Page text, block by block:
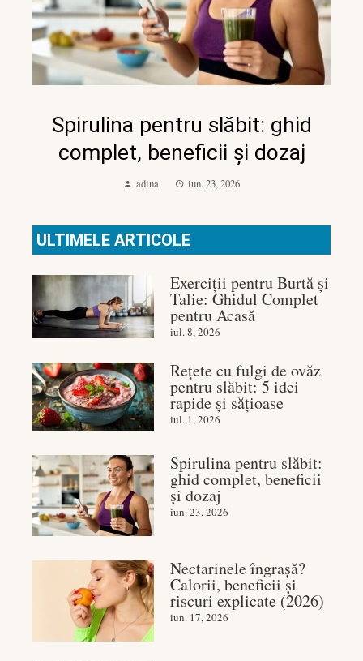
Spirulina pentru slăbit: ghid
complet, beneficii și dozaj
adina iun. 23, 2026
ULTIMELE ARTICOLE
Exerciții pentru Burtă și
Talie: Ghidul Complet
pentru Acasă
iul. 8, 2026
Rețete cu fulgi de ovăz
pentru slăbit: 5 idei
rapide și sățioase
iul. 1, 2026
Spirulina pentru slăbit:
ghid complet, beneficii
și dozaj
iun. 23, 2026
Nectarinele îngrașă?
Calorii, beneficii și
riscuri explicate (2026)
iun. 17, 2026